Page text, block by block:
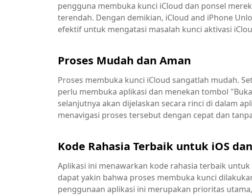
pengguna membuka kunci iCloud dan ponsel
terendah. Dengan demikian, iCloud and iPhone
efektif untuk mengatasi masalah kunci aktivasi
Proses Mudah dan Aman
Proses membuka kunci iCloud sangatlah mudah.
perlu membuka aplikasi dan menekan tombol
selanjutnya akan dijelaskan secara rinci di dalam
menavigasi proses tersebut dengan cepat dan
Kode Rahasia Terbaik untuk iOS
Aplikasi ini menawarkan kode rahasia terbaik
dapat yakin bahwa proses membuka kunci
penggunaan aplikasi ini merupakan prioritas